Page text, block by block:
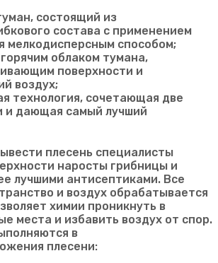
состоящий из
состава с применением
мелкодисперсным способом;
облаком тумана,
поверхности и
воздух;
технология, сочетающая две
и дающая самый лучший
плесень специалисты
наросты грибницы и
лучшими антисептиками. Все
и воздух обрабатывается
химии проникнуть в
места и избавить воздух от спор.
в
плесени: